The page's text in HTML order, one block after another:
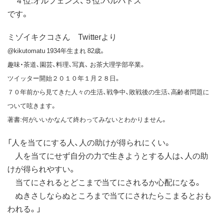
です。
ミゾイキクコさん Twitterより
‏@kikutomatu 1934年生まれ 82歳。
趣味・茶道、園芸、料理、写真、 お茶大理学部卒業。
ツイッター開始２０１０年１月２８日。
７０年前から見てきた人々の生活、戦争中、敗戦後の生活、高齢者問題に
ついて呟きます。
著書:何がいいかなんて終わってみないとわかりません。
「人を当てにする人、人の助けが得られにくい。
人を当てにせず自分の力で生きようとする人は、人の助
けが得られやすい。
当てにされるとどこまで当てにされるか心配になる。
ぬきさしならぬところまで当てにされたらこまるとおも
われる。」